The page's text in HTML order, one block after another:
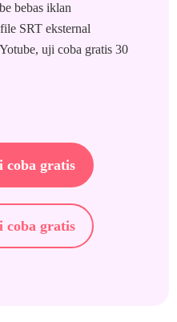
bebas iklan
SRT eksternal
uji coba gratis 30
coba gratis
coba gratis